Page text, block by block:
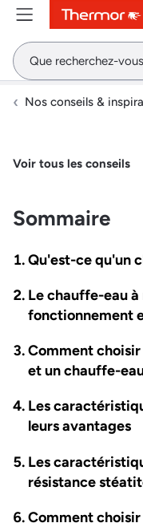
ContenuMenu
Nos conseils &
Voir tous les conseils
Sommaire
Qu'est-ce qu'un
Le chauffe-eau
fonctionnement
Comment
et un chauffe-
Les
leurs avantages
Les
résistance
Comment